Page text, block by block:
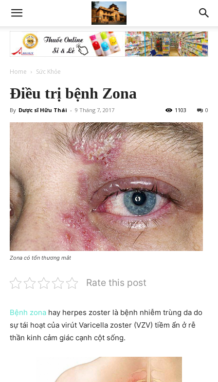
Home Sức Khỏe
Điều trị bệnh Zona
By Dược sĩ Hữu Thái - 9 Tháng 7, 2017 0
1103
Zona có tổn thương mắt
Rate this post
Bệnh zona hay herpes zoster là bệnh nhiễm trùng da do
sự tái hoạt của virút Varicella zoster (VZV) tiềm ẩn ở rễ
thần kinh cảm giác cạnh cột sống.